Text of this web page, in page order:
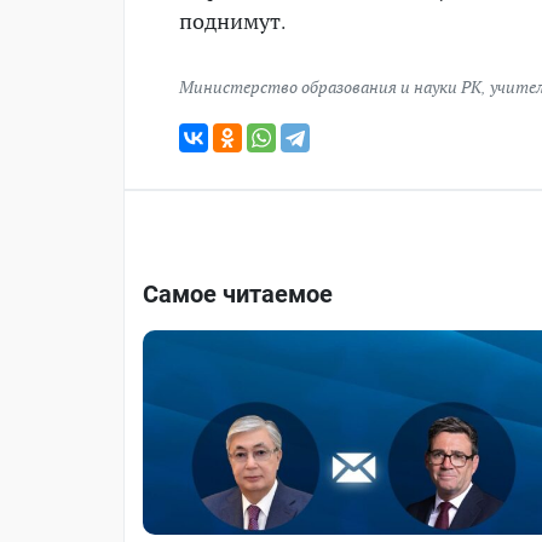
поднимут.
Министерство образования и науки РК,
Самое читаемое